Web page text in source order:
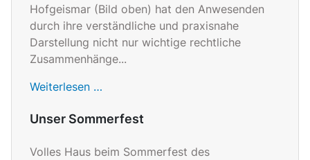
Hofgeismar (Bild oben) hat den Anwesenden
durch ihre verständliche und praxisnahe
Darstellung nicht nur wichtige rechtliche
Zusammenhänge...
Weiterlesen …
Unser Sommerfest
Volles Haus beim Sommerfest des